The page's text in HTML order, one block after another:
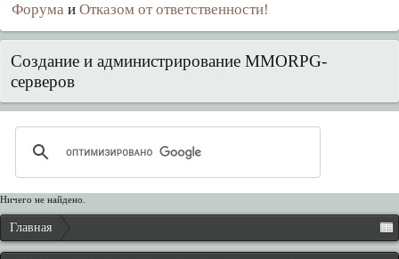
Форума и Отказом от ответственности!
Создание и администрирование MMORPG-
серверов
Ничего не найдено.
Главная